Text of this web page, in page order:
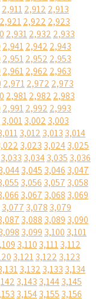
2,9112,912 2,913
2,9212,922 2,923
2,9312,932 2,933
2,9412,942 2,943
2,9512,952 2,953
2,9612,962 2,963
2,9712,972 2,973
2,9812,982 2,983
2,9912,992 2,993
3,0013,002 3,003
3,012 3,013 3,014
3,023 3,0243,025
3,033 3,0343,035 3,036
3,045 3,046 3,047
3,056 3,057 3,058
3,067 3,068 3,069
3,077 3,078 3,079
3,088 3,089 3,090
3,099 3,100 3,101
3,110 3,1113,112
3,1213,122 3,123
3,132 3,133 3,134
3,143 3,1443,145
3,1543,155 3,156